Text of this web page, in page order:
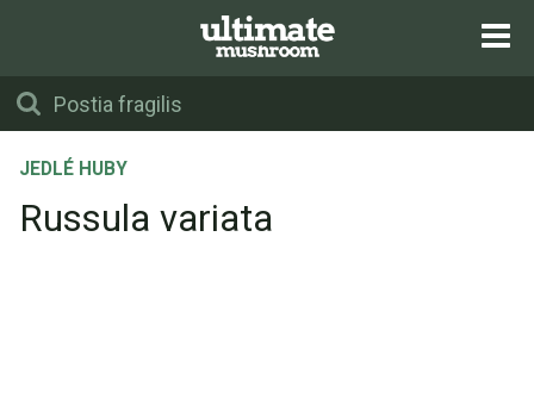
JEDLÉ HUBY
Russula variata